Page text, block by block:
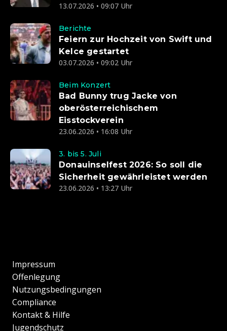
13.07.2026 • 09:07 Uhr
Berichte
Feiern zur Hochzeit von Swift und
Kelce gestartet
03.07.2026 • 09:02 Uhr
Beim Konzert
Bad Bunny trug Jacke von
oberösterreichischem
Eisstockverein
23.06.2026 • 16:08 Uhr
3. bis 5. Juli
Donauinselfest 2026: So soll die
Sicherheit gewährleistet werden
23.06.2026 • 13:27 Uhr
Impressum
Offenlegung
Nutzungsbedingungen
Compliance
Kontakt & Hilfe
Jugendschutz